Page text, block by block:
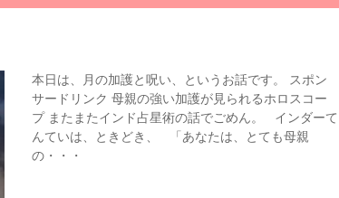
本日は、月の加護と呪い、というお話です。 スポン
サードリンク 母親の強い加護が見られるホロスコー
プ またまたインド占星術の話でごめん。 インダーて
んていは、ときどき、 「あなたは、とても母親
の・・・